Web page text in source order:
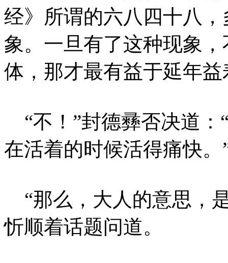
经》所谓的六八四十八
象。一旦有了这种现象
体，那才最有益于延年益
“不！”封德彞否决道：
在活着的时候活得痛快。
“那么，大人的意思，
忻顺着话题问道。